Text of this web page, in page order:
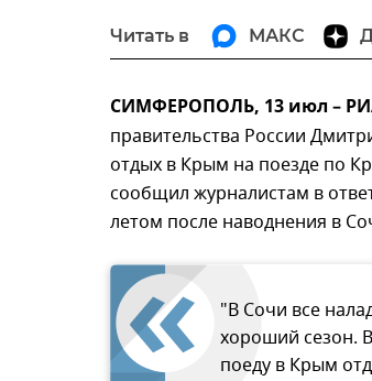
Читать в МАКС
СИМФЕРОПОЛЬ, 13 июл –
правительства России
отдых в Крым на поезде по
сообщил журналистам в
летом после наводнения в
"В Сочи все
хороший сезон.
поеду в Крым